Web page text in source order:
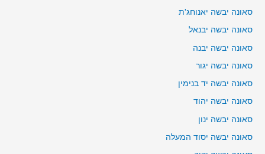
סאונה יבשה יאנוחג'ת
סאונה יבשה יבנאל
סאונה יבשה יבנה
סאונה יבשה יגור
סאונה יבשה יד בנימין
סאונה יבשה יהוד
סאונה יבשה ינון
סאונה יבשה יסוד המעלה